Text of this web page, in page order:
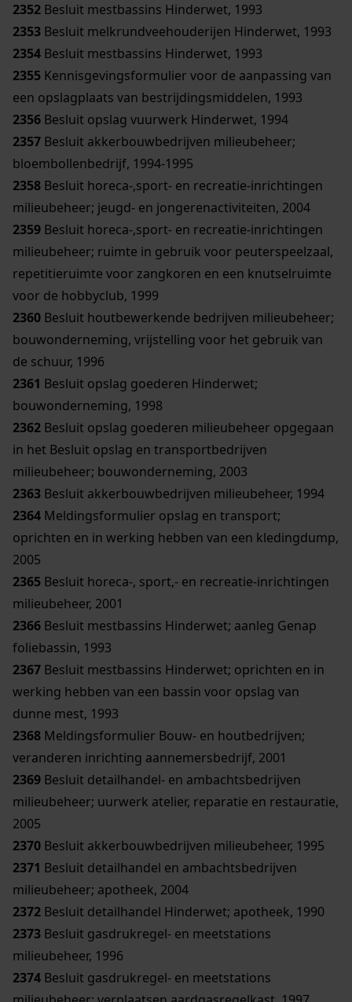
2352 Besluit mestbassins Hinderwet, 1993
2353 Besluit melkrundveehouderijen Hinderwet, 1993
2354 Besluit mestbassins Hinderwet, 1993
2355 Kennisgevingsformulier voor de aanpassing van
een opslagplaats van bestrijdingsmiddelen, 1993
2356 Besluit opslag vuurwerk Hinderwet, 1994
2357 Besluit akkerbouwbedrijven milieubeheer;
bloembollenbedrijf, 1994-1995
2358 Besluit horeca-,sport- en recreatie-inrichtingen
milieubeheer; jeugd- en jongerenactiviteiten, 2004
2359 Besluit horeca-,sport- en recreatie-inrichtingen
milieubeheer; ruimte in gebruik voor peuterspeelzaal,
repetitieruimte voor zangkoren en een knutselruimte
voor de hobbyclub, 1999
2360 Besluit houtbewerkende bedrijven milieubeheer;
bouwonderneming, vrijstelling voor het gebruik van
de schuur, 1996
2361 Besluit opslag goederen Hinderwet;
bouwonderneming, 1998
2362 Besluit opslag goederen milieubeheer opgegaan
in het Besluit opslag en transportbedrijven
milieubeheer; bouwonderneming, 2003
2363 Besluit akkerbouwbedrijven milieubeheer, 1994
2364 Meldingsformulier opslag en transport;
oprichten en in werking hebben van een kledingdump,
2005
2365 Besluit horeca-, sport,- en recreatie-inrichtingen
milieubeheer, 2001
2366 Besluit mestbassins Hinderwet; aanleg Genap
foliebassin, 1993
2367 Besluit mestbassins Hinderwet; oprichten en in
werking hebben van een bassin voor opslag van
dunne mest, 1993
2368 Meldingsformulier Bouw- en houtbedrijven;
veranderen inrichting aannemersbedrijf, 2001
2369 Besluit detailhandel- en ambachtsbedrijven
milieubeheer; uurwerk atelier, reparatie en restauratie,
2005
2370 Besluit akkerbouwbedrijven milieubeheer, 1995
2371 Besluit detailhandel en ambachtsbedrijven
milieubeheer; apotheek, 2004
2372 Besluit detailhandel Hinderwet; apotheek, 1990
2373 Besluit gasdrukregel- en meetstations
milieubeheer, 1996
2374 Besluit gasdrukregel- en meetstations